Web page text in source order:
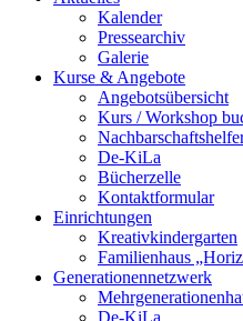
Kalender
Pressearchiv
Galerie
Kurse & Angebote
Angebotsübersicht
Kurs / Workshop
De-KiLa
Bücherzelle
Kontaktformular
Einrichtungen
Kreativkindergarten
Familienhaus
Generationennetzwerk
De-KiLa